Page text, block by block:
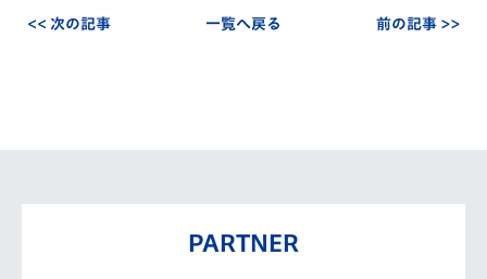
<< 次の記事 一覧へ戻る 前の記事 >>
PARTNER